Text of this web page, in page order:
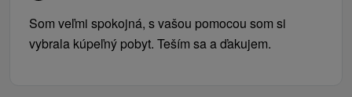
Som veľmi spokojná, s vašou pomocou som si
vybrala kúpeľný pobyt. Teším sa a ďakujem.